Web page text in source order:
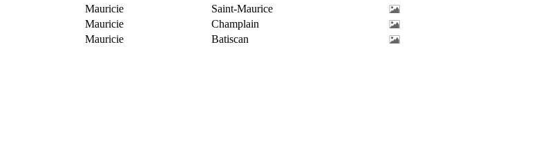
Mauricie
Saint-Maurice
Mauricie
Champlain
Mauricie Batiscan